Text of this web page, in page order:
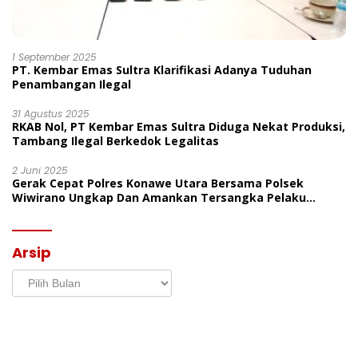
1 September 2025
PT. Kembar Emas Sultra Klarifikasi Adanya Tuduhan
Penambangan Ilegal
31 Agustus 2025
RKAB Nol, PT Kembar Emas Sultra Diduga Nekat Produksi,
Tambang Ilegal Berkedok Legalitas
2 Juni 2025
Gerak Cepat Polres Konawe Utara Bersama Polsek
Wiwirano Ungkap Dan Amankan Tersangka Pelaku
Arsip
Arsip